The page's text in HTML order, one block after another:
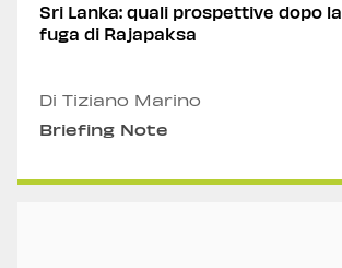
Sri Lanka: quali prospettive dopo la
fuga di Rajapaksa
Di Tiziano Marino
Briefing Note